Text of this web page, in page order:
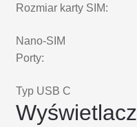
Rozmiar karty SIM:
Nano-SIM
Porty:
Typ USB C
Wyświetlacz